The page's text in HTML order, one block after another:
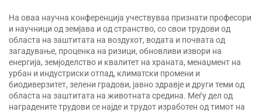
На оваа научна конференција учествуваа признати професори
и научници од земјава и од странство, со свои трудови од
областа на заштитата на воздухот, водата и почвата од
загадување, проценка на ризици, обновливи извори на
енергија, земјоделство и квалитет на храната, менаџмент на
урбан и индустриски отпад, климатски промени и
биодиверзитет, зелени градови, јавно здравје и други теми од
областа на заштитата на животната средина. Меѓу дел од
наградените трудови се најде и трудот изработен од тимот на